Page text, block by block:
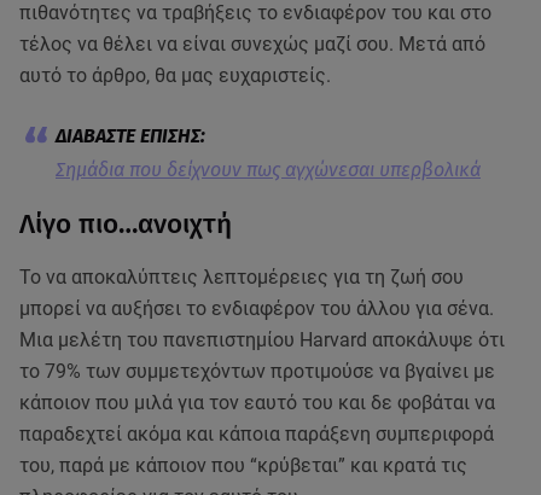
πιθανότητες να τραβήξεις το ενδιαφέρον του και στο
τέλος να θέλει να είναι συνεχώς μαζί σου. Μετά από
αυτό το άρθρο, θα μας ευχαριστείς.
Σημάδια που δείχνουν πως αγχώνεσαι υπερβολικά
Λίγο πιο…ανοιχτή
Το να αποκαλύπτεις λεπτομέρειες για τη ζωή σου
μπορεί να αυξήσει το ενδιαφέρον του άλλου για σένα.
Μια μελέτη του πανεπιστημίου Harvard αποκάλυψε ότι
το 79% των συμμετεχόντων προτιμούσε να βγαίνει με
κάποιον που μιλά για τον εαυτό του και δε φοβάται να
παραδεχτεί ακόμα και κάποια παράξενη συμπεριφορά
του, παρά με κάποιον που “κρύβεται” και κρατά τις